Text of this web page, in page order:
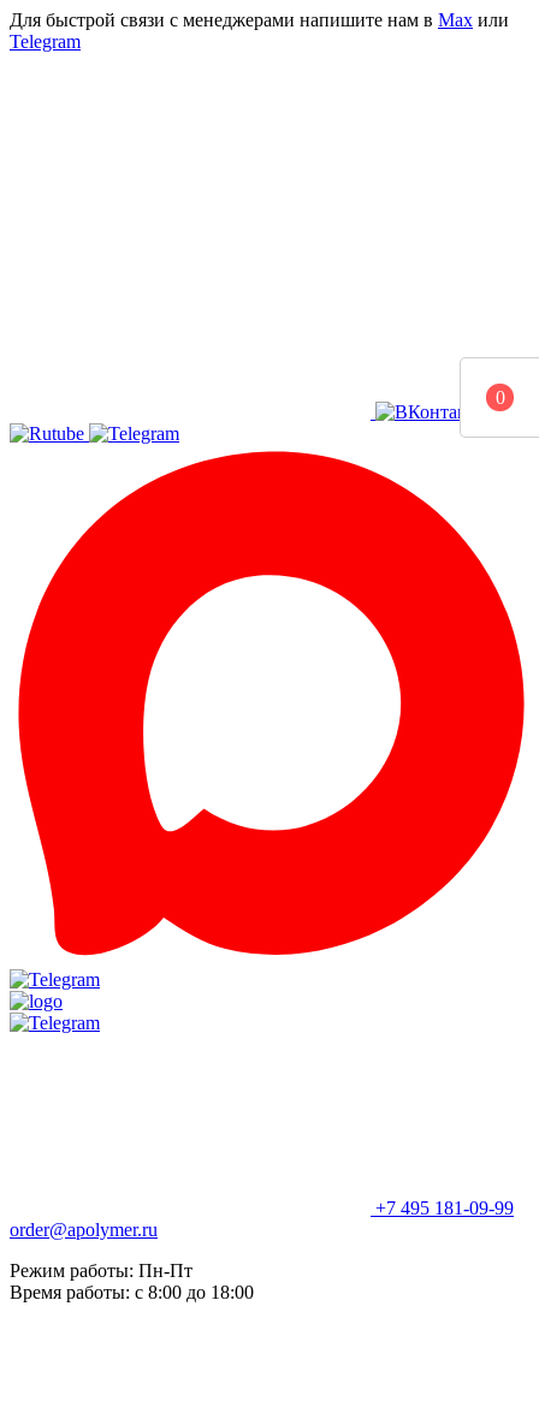
Для быстрой связи с менеджерами напишите нам в Мах или
Telegram
+7 495 181-09-99
order@apolymer.ru
Режим работы: Пн-Пт
Время работы: с 8:00 до 18:00
0